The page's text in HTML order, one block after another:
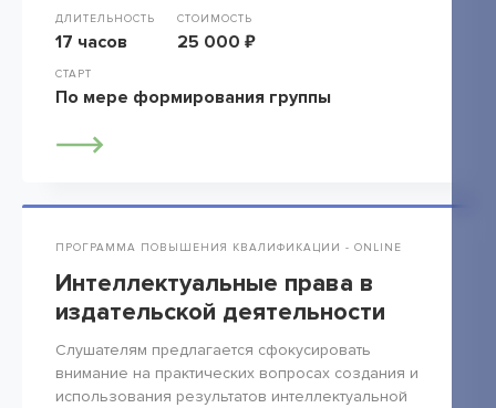
ДЛИТЕЛЬНОСТЬ
17 часов
СТОИМОСТЬ
25 000 ₽
СТАРТ
По мере формирования группы
ПРОГРАММА ПОВЫШЕНИЯ КВАЛИФИКАЦИИ - ONLINE
Интеллектуальные права в
издательской деятельности
Слушателям предлагается сфокусировать
внимание на практических вопросах создания и
использования результатов интеллектуальной